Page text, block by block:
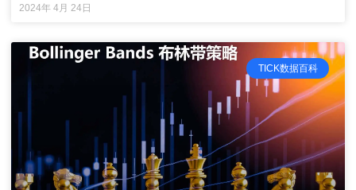
2024年 4月 24日
TICK数据百科